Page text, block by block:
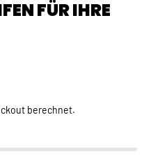
FÜR IHRE
berechnet.